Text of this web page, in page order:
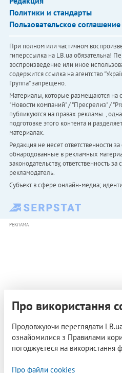
Политики и стандарты
Пользовательское соглашение
При полном или частичном
гиперссылка на LB.ua обязательна!
воспроизведение или иное
содержится ссылка на агентство
Группа" запрещено.
Материалы, которые размещаются на
"Новости компаний" / "Пресрелиз" /
публикуются на правах рекламы. ,
подготовке этого контента и
материалах.
Редакция не несет ответственности
обнародованные в рекламных
законодательству, ответственность
рекламодатель.
Субъект в сфере онлайн-медиа;
РЕКЛАМА
Про використання
Продовжуючи переглядати
ознайомилися з Правилами
погоджуєтеся на використання
Про файли cookies